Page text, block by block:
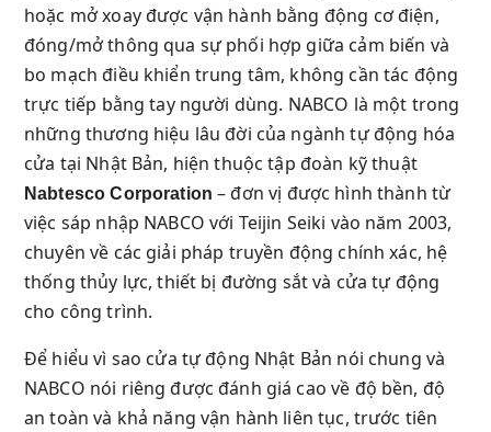
hoặc mở xoay được vận hành bằng động cơ điện,
đóng/mở thông qua sự phối hợp giữa cảm biến và
bo mạch điều khiển trung tâm, không cần tác động
trực tiếp bằng tay người dùng. NABCO là một trong
những thương hiệu lâu đời của ngành tự động hóa
cửa tại Nhật Bản, hiện thuộc tập đoàn kỹ thuật
Nabtesco Corporation – đơn vị được hình thành từ
việc sáp nhập NABCO với Teijin Seiki vào năm 2003,
chuyên về các giải pháp truyền động chính xác, hệ
thống thủy lực, thiết bị đường sắt và cửa tự động
cho công trình.
Để hiểu vì sao cửa tự động Nhật Bản nói chung và
NABCO nói riêng được đánh giá cao về độ bền, độ
an toàn và khả năng vận hành liên tục, trước tiên